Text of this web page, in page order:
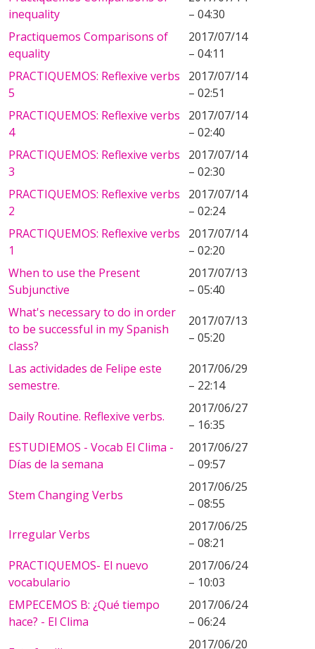
inequality
– 04:30
Practiquemos Comparisons of
equality
2017/07/14
– 04:11
PRACTIQUEMOS: Reflexive verbs
5
2017/07/14
– 02:51
PRACTIQUEMOS: Reflexive verbs
4
2017/07/14
– 02:40
PRACTIQUEMOS: Reflexive verbs
3
2017/07/14
– 02:30
PRACTIQUEMOS: Reflexive verbs
2
2017/07/14
– 02:24
PRACTIQUEMOS: Reflexive verbs
1
2017/07/14
– 02:20
When to use the Present
Subjunctive
2017/07/13
– 05:40
What's necessary to do in order
to be successful in my Spanish
class?
2017/07/13
– 05:20
Las actividades de Felipe este
semestre.
2017/06/29
– 22:14
Daily Routine. Reflexive verbs.
2017/06/27
– 16:35
ESTUDIEMOS - Vocab El Clima -
Días de la semana
2017/06/27
– 09:57
Stem Changing Verbs
2017/06/25
– 08:55
Irregular Verbs
2017/06/25
– 08:21
PRACTIQUEMOS- El nuevo
vocabulario
2017/06/24
– 10:03
EMPECEMOS B: ¿Qué tiempo
hace? - El Clima
2017/06/24
– 06:24
2017/06/20